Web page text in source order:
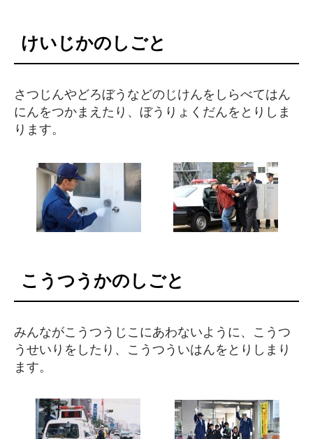
けいじかのしごと
さつじんやどろぼうなどのじけんをしらべてはん
にんをつかまえたり、ぼうりょくだんをとりしま
ります。
こうつうかのしごと
みんながこうつうじこにあわないように、こうつ
うせいりをしたり、こうつういはんをとりしまり
ます。